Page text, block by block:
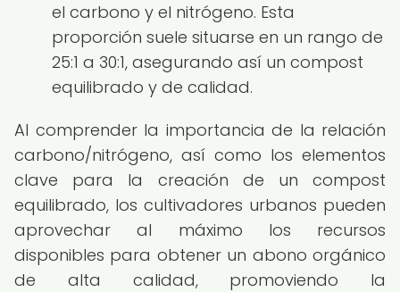
el carbono y el nitrógeno. Esta
proporción suele situarse en un rango de
25:1 a 30:1, asegurando así un compost
equilibrado y de calidad.
Al comprender la importancia de la relación
carbono/nitrógeno, así como los elementos
clave para la creación de un compost
equilibrado, los cultivadores urbanos pueden
aprovechar al máximo los recursos
disponibles para obtener un abono orgánico
de alta calidad, promoviendo la